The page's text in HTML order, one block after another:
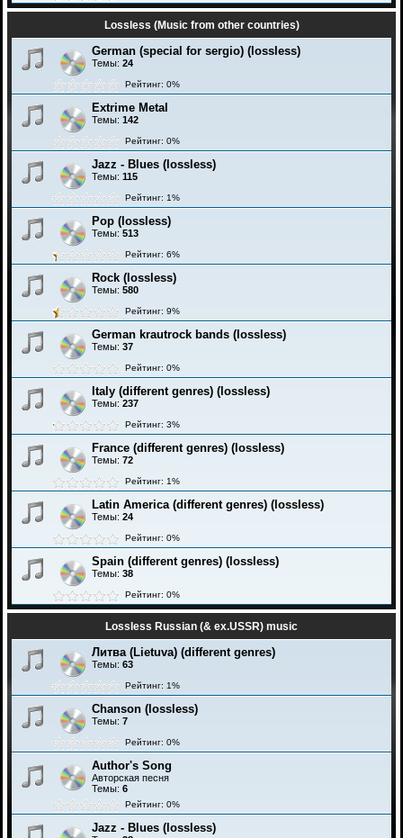
Lossless (Music from other countries)
German (special for sergio) (lossless)
Темы: 24
Рейтинг: 0%
Extrime Metal
Темы: 142
Рейтинг: 0%
Jazz - Blues (lossless)
Темы: 115
Рейтинг: 1%
Pop (lossless)
Темы: 513
Рейтинг: 6%
Rock (lossless)
Темы: 580
Рейтинг: 9%
German krautrock bands (lossless)
Темы: 37
Рейтинг: 0%
Italy (different genres) (lossless)
Темы: 237
Рейтинг: 3%
France (different genres) (lossless)
Темы: 72
Рейтинг: 1%
Latin America (different genres) (lossless)
Темы: 24
Рейтинг: 0%
Spain (different genres) (lossless)
Темы: 38
Рейтинг: 0%
Lossless Russian (& ex.USSR) music
Литва (Lietuva) (different genres)
Темы: 63
Рейтинг: 1%
Chanson (lossless)
Темы: 7
Рейтинг: 0%
Author's Song
Авторская песня
Темы: 6
Рейтинг: 0%
Jazz - Blues (lossless)